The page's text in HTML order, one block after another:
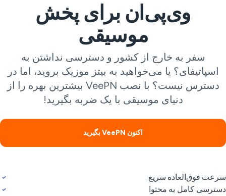
وی‌پی‌ان برای پخش
موسیقی
سفر به خارج از کشور و دسترسی نداشتن به
اسپاتیفای؟ یا می‌خواهید به بیتز موزیک بروید، اما در
دسترس نیست؟ با نصب VeePN بیشترین بهره را از
دنیای موسیقی با یک ضربه بگیرید!
اکنون VeePN بگیرید
فوق‌العاده سریع
کامل به محتوا